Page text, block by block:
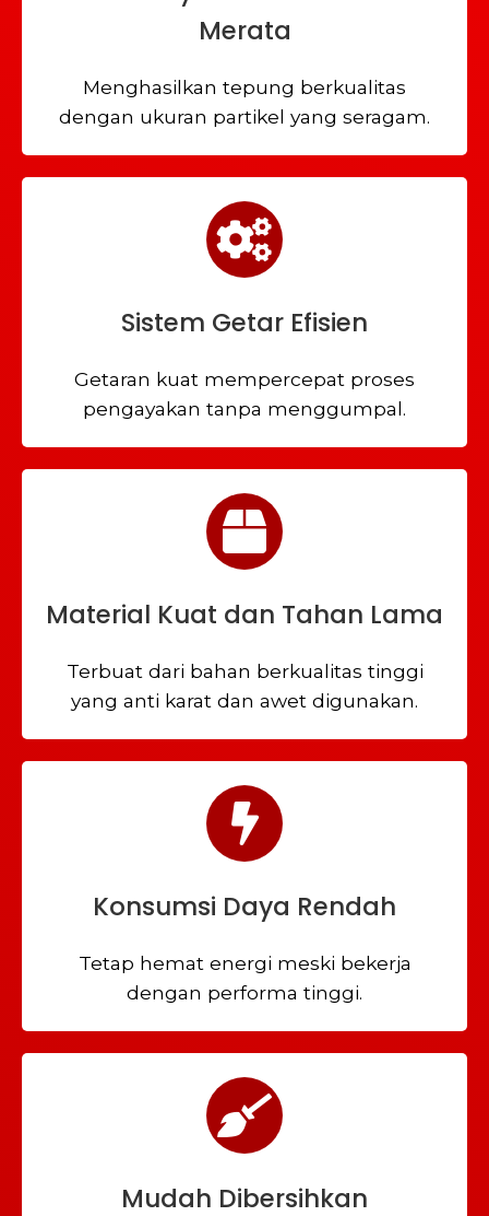
Merata
Menghasilkan tepung berkualitas
dengan ukuran partikel yang seragam.
Sistem Getar Efisien
Getaran kuat mempercepat proses
pengayakan tanpa menggumpal.
Material Kuat dan Tahan Lama
Terbuat dari bahan berkualitas tinggi
yang anti karat dan awet digunakan.
Konsumsi Daya Rendah
Tetap hemat energi meski bekerja
dengan performa tinggi.
Mudah Dibersihkan